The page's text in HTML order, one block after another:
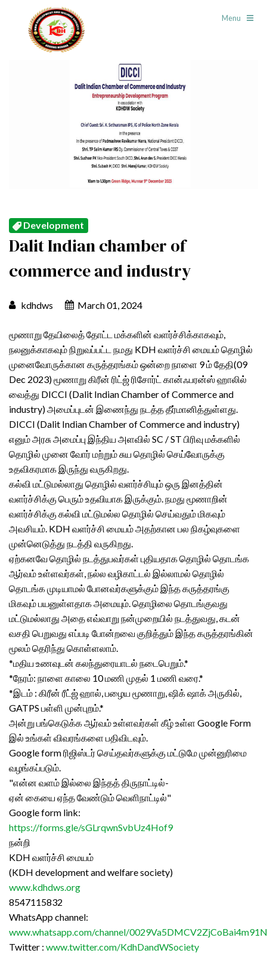
Menu
Development
Dalit Indian chamber of
commerce and industry
kdhdws March 01, 2024
மூணாறு தேயிலைத் தோட்ட மக்களின் வளர்ச்சிக்காகவும்,
நலனுக்காகவும் நிறுவப்பட்ட நமது KDH வளர்ச்சி மையம் தொழில்
முனைவோருக்கான கருத்தரங்கம் ஒன்றை நாளை 9 ம் தேதி(09
Dec 2023) மூணாறு கிரீன் ரிட்ஜ் ரிசோர்ட் கான்ஃபரன்ஸ் ஹாலில்
வைத்து DICCI (Dalit Indian Chamber of Commerce and
industry) அமைப்புடன் இணைந்து நடத்த தீர்மானித்துள்ளது.
DICCI (Dalit Indian Chamber of Commerce and industry)
எனும் அரசு அமைப்பு இந்திய அளவில் SC / ST பிரிவு மக்களில்
தொழில் முனை வோர் மற்றும் சுய தொழில் செய்வோருக்கு
உதவிகரமாக இருந்து வருகிறது.
கல்வி மட்டுமல்லாது தொழில் வளர்ச்சியும் ஒரு இனத்தின்
வளர்ச்சிக்கு பெரும் உதவியாக இருக்கும். நமது மூணாறின்
வளர்ச்சிக்கு கல்வி மட்டுமல்ல தொழில் செய்வதும் மிகவும்
அவசியம். KDH வளர்ச்சி மையம் அதற்கான பல நிகழ்வுகளை
முன்னெடுத்து நடத்தி வருகிறது.
ஏற்கனவே தொழில் நடத்துபவர்கள் புதியதாக தொழில் தொடங்க
ஆர்வம் உள்ளவர்கள், நல்ல வழிகாட்டல் இல்லாமல் தொழில்
தொடங்க முடியாமல் போனவர்களுக்கும் இந்த கருத்தரங்கு
மிகவும் பயனுள்ளதாக அமையும். தொழிலை தொடங்குவது
மட்டுமல்லாது அதை எவ்வாறு நன்முறையில் நடத்துவது, கடன்
வசதி பெறுவது எப்படி போன்றவை குறித்தும் இந்த கருத்தரங்கின்
மூலம் தெரிந்து கொள்ளலாம்.
*மதிய உணவுடன் கலந்துரையாடல் நடைபெறும்.*
*நேரம்: நாளை காலை 10 மணி முதல் 1 மணி வரை.*
*இடம் : கிரீன் ரீட்ஜ் ஹால், பழைய மூணாறு, ஷிக் ஷாக் அருகில்,
GATPS பள்ளி முன்புறம்.*
அன்று பங்கெடுக்க ஆர்வம் உள்ளவர்கள் கீழ் உள்ள Google Form
இல் உங்கள் விவரங்களை பதிவிடவும்.
Google form ரிஜிஸ்டர் செய்தவர்களுக்கு மட்டுமே முன்னுரிமை
வழங்கப்படும்.
"என்ன வளம் இல்லை இந்தத் திருநாட்டில்-
ஏன் கையை ஏந்த வேண்டும் வெளிநாட்டில்"
Google form link:
https://forms.gle/sGLrqwnSvbUz4Hof9
நன்றி
KDH வளர்ச்சி மையம்
(KDH development and welfare society)
www.kdhdws.org
8547115832
WhatsApp channel:
www.whatsapp.com/channel/0029Va5DMCV2ZjCoBai4m91N
Twitter : www.twitter.com/KdhDandWSociety